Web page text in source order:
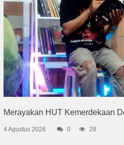
Merayakan HUT Kemerdekaan
4 Agustus 2026 0 28